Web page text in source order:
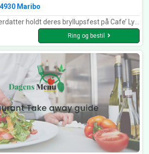
4930 Maribo
mest fantastiske og lækre mad . Omgivelser, betjening borddækning med sans for alle detaljer alting så flot gennemført . Hygge på terrasse med lys og ild i pejs. Der var simpelthen tænkt på det hele. Tak for en fantastisk oplevelse ♥️ Vi kommer gerne igen 🌺🌺🌺
Ring og bestil